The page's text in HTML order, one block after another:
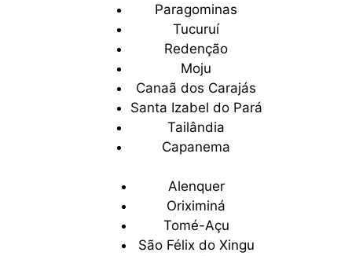
Paragominas
Tucuruí
Redenção
Moju
Canaã dos Carajás
Santa Izabel do Pará
Tailândia
Capanema
Alenquer
Oriximiná
Tomé-Açu
São Félix do Xingu